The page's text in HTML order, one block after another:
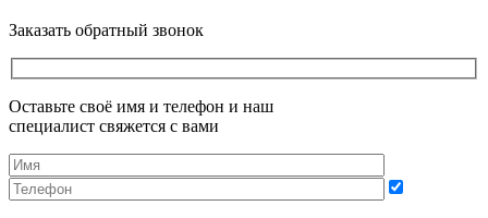
Заказать обратный звонок
Оставьте своё имя и телефон и наш
специалист свяжется с вами